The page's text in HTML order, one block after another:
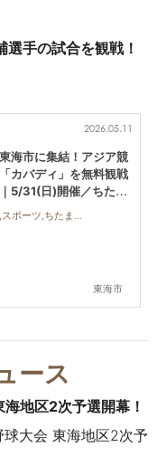
手の試合を観戦！
東海市
2026.05.11
海市に集結！アジア競
カバディ」を無料観戦
5/31(日)開催／ちたま
地元企業,イベント,スポーツ,ちたまる広告,親子,おひとりさま,友人,トレンド
ース
地区2次予選開幕！
大会 東海地区2次予